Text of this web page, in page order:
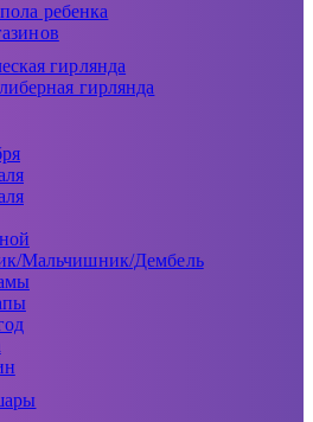
ребенка
гирлянда
гирлянда
Мальчишник/Дембель